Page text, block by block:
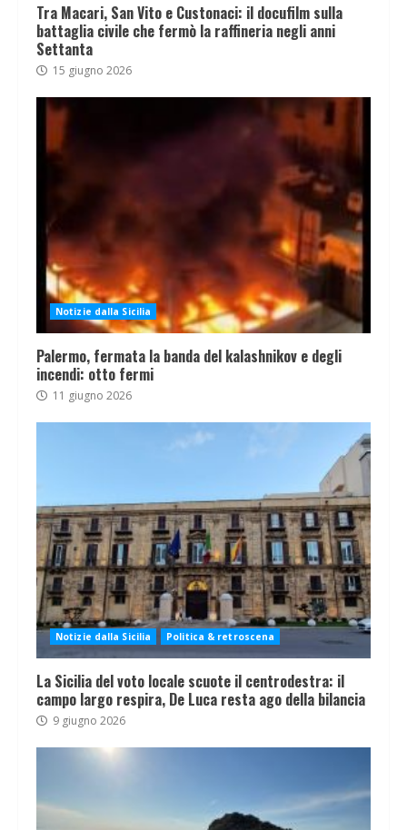
Tra Macari, San Vito e Custonaci: il docufilm sulla
battaglia civile che fermò la raffineria negli anni
Settanta
15 giugno 2026
Notizie dalla Sicilia
Palermo, fermata la banda del kalashnikov e degli
incendi: otto fermi
11 giugno 2026
Notizie dalla Sicilia Politica & retroscena
La Sicilia del voto locale scuote il centrodestra: il
campo largo respira, De Luca resta ago della bilancia
9 giugno 2026